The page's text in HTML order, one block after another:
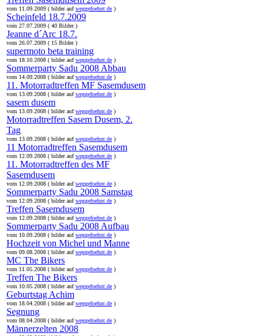
vom 11.09.2009 ( bilder aufweggefoehnt.de )
Scheinfeld 18.7.2009
vom 27.07.2009 ( 40 Bilder )
Jeanne d´Arc 18.7.
vom 26.07.2009 ( 15 Bilder )
supermoto beta training
vom 18.10.2008 ( bilder aufweggefoehnt.de )
Sommerparty Sadu 2008 Abbau
vom 14.09.2008 ( bilder aufweggefoehnt.de )
11. Motorradtreffen MF Sasemdusem
vom 13.09.2008 ( bilder aufweggefoehnt.de )
sasem dusem
vom 13.09.2008 ( bilder aufweggefoehnt.de )
Motorradtreffen Sasem Dusem, 2.
Tag
vom 13.09.2008 ( bilder aufweggefoehnt.de )
11 Motorradtreffen Sasemdusem
vom 12.09.2008 ( bilder aufweggefoehnt.de )
11. Motorradtreffen des MF
Sasemdusem
vom 12.09.2008 ( bilder aufweggefoehnt.de )
Sommerparty Sadu 2008 Samstag
vom 12.09.2008 ( bilder aufweggefoehnt.de )
Treffen Sasemdusem
vom 12.09.2008 ( bilder aufweggefoehnt.de )
Sommerparty Sadu 2008 Aufbau
vom 10.09.2008 ( bilder aufweggefoehnt.de )
Hochzeit von Michel und Manne
vom 09.08.2008 ( bilder aufweggefoehnt.de )
MC The Bikers
vom 11.05.2008 ( bilder aufweggefoehnt.de )
Treffen The Bikers
vom 10.05.2008 ( bilder aufweggefoehnt.de )
Geburtstag Achim
vom 18.04.2008 ( bilder aufweggefoehnt.de )
Segnung
vom 08.04.2008 ( bilder aufweggefoehnt.de )
Männerzelten 2008